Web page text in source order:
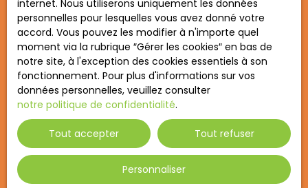
Montmeyran Immobilier
04 75 59 13 17
26 Grande Rue
26120 Montmeyran
internet. Nous utiliserons uniquement les données
personnelles pour lesquelles vous avez donné votre
accord. Vous pouvez les modifier à n'importe quel
moment via la rubrique ″Gérer les cookies″ en bas de
notre site, à l'exception des cookies essentiels à son
fonctionnement. Pour plus d'informations sur vos
données personnelles, veuillez consulter
notre politique de confidentialité.
Tout accepter Tout refuser
Personnaliser